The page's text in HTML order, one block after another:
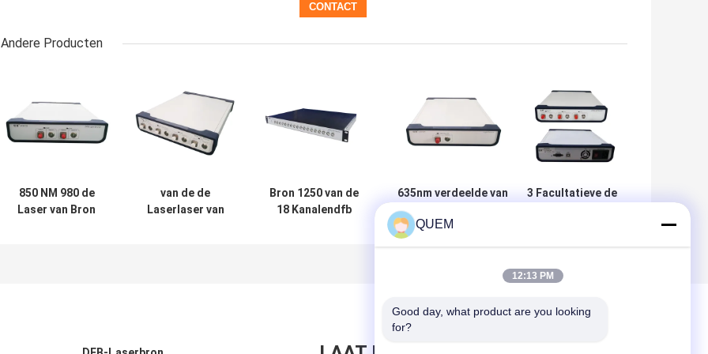
Andere Producten
850 NM 980 de
Laser van Bron
van de de
Laserlaser van
Bron 1250 van de
18 Kanalendfb
635nm verdeelde van
terugkoppelingslaser
CW Ononderbroken
3 Facultatieve de
SWLD
QUEM
12:13 PM
Good day, what product are you looking
for?